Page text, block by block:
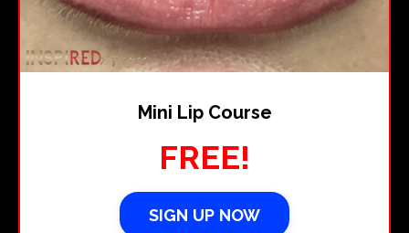
Mini Lip Course
FREE!
SIGN UP NOW